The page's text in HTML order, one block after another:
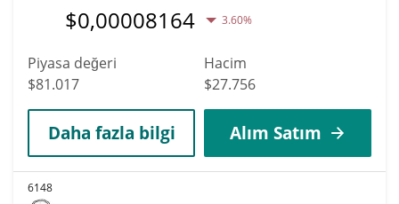
$0,00008164 3.60%
Piyasa değeri
$81.017
Hacim
$27.756
Daha fazla bilgi Alım Satım
6148